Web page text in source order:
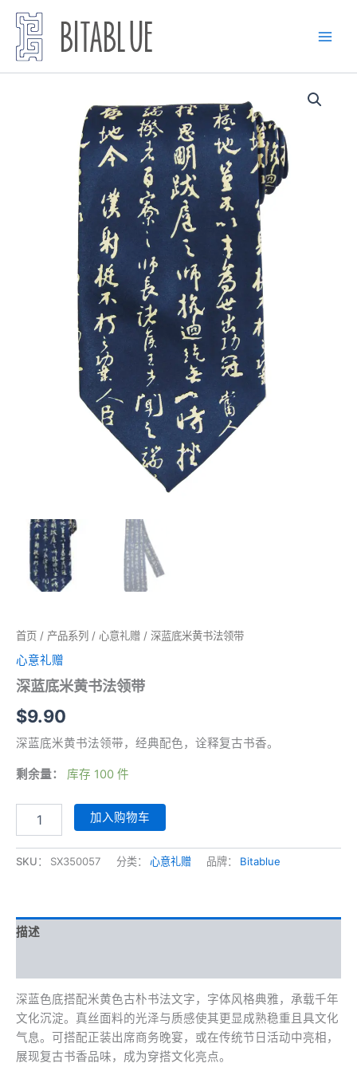
首页 / 产品系列 / 心意礼赠 / 深蓝底米黄书法领带
心意礼赠
深蓝底米黄书法领带
$9.90
深蓝底米黄书法领带，经典配色，诠释复古书香。
剩余量： 库存 100 件
米
领
带
加入购物车
SKU： SX350057 分类： 心意礼赠 品牌： Bitablue
描述
深蓝色底搭配米黄色古朴书法文字，字体风格典雅，承载千年
文化沉淀。真丝面料的光泽与质感使其更显成熟稳重且具文化
气息。可搭配正装出席商务晚宴，或在传统节日活动中亮相，
展现复古书香品味，成为穿搭文化亮点。